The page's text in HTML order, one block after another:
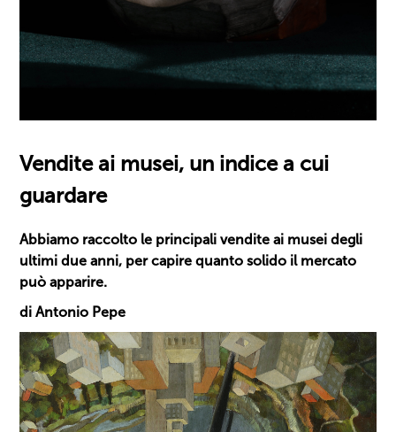
Vendite ai musei, un indice a cui
guardare
Abbiamo raccolto le principali vendite ai musei degli
ultimi due anni, per capire quanto solido il mercato
può apparire.
di Antonio Pepe